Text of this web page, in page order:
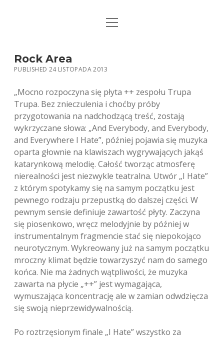
STRONA GŁÓWNA
MUZYKA
BIO / KONTAKT
open
Rock Area
PUBLISHED 24 LISTOPADA 2013
„Mocno rozpoczyna się płyta ++ zespołu Trupa
Trupa. Bez znieczulenia i choćby próby
przygotowania na nadchodzącą treść, zostają
wykrzyczane słowa: „And Everybody, and Everybody,
and Everywhere I Hate”, później pojawia się muzyka
oparta głownie na klawiszach wygrywających jakąś
katarynkową melodię. Całość tworząc atmosferę
nierealności jest niezwykle teatralna. Utwór „I Hate”
z którym spotykamy się na samym początku jest
pewnego rodzaju przepustką do dalszej części. W
pewnym sensie definiuje zawartość płyty. Zaczyna
się piosenkowo, wręcz melodyjnie by później w
instrumentalnym fragmencie stać się niepokojąco
neurotycznym. Wykreowany już na samym początku
mroczny klimat będzie towarzyszyć nam do samego
końca. Nie ma żadnych wątpliwości, że muzyka
zawarta na płycie „++” jest wymagająca,
wymuszająca koncentrację ale w zamian odwdzięcza
się swoją nieprzewidywalnością.
Po roztrzęsionym finale „I Hate” wszystko za